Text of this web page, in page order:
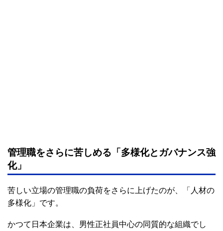
管理職をさらに苦しめる「多様化とガバナンス強
化」
苦しい立場の管理職の負荷をさらに上げたのが、「人材の
多様化」です。
かつて日本企業は、男性正社員中心の同質的な組織でし